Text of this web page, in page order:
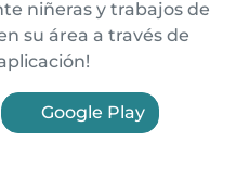
niñeras y trabajos de
su área a través de
Google Play